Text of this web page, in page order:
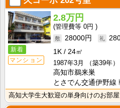
新着
マンション
2.8万円
0円
28000円
1K
24㎡
1987年3月
（築39年）
高知市鵜来巣
とさでん交通伊野線